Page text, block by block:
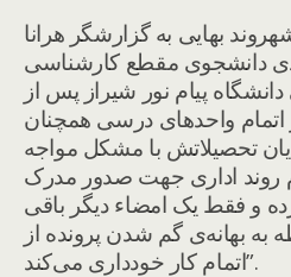
بهایی به گزارشگر هرانا
دانشجوی مقطع کارشناسی
پیام نور شیراز پس از
از ۳ ماه از اتمام واحدهای درسی همچنان
تحصیلاتش با مشکل مواجه
روند اداری جهت صدور مدرک
و فقط یک امضاء دیگر باقی
به بهانه‌ی گم شدن پرونده از
اتمام کار خودداری می‌کند”.